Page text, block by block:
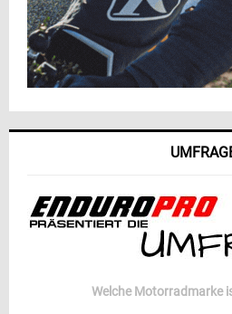
Welche Motorradmarke